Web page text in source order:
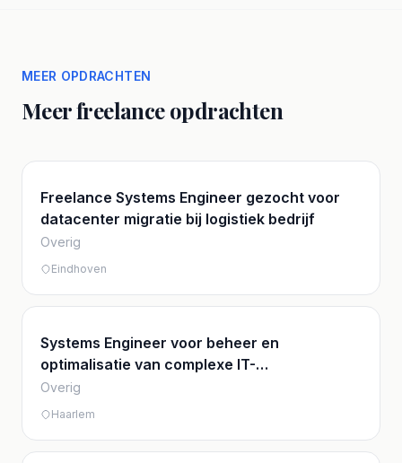
MEER OPDRACHTEN
Meer freelance opdrachten
Freelance Systems Engineer gezocht voor
datacenter migratie bij logistiek bedrijf
Overig
Eindhoven
Systems Engineer voor beheer en
optimalisatie van complexe IT-
infrastructuren
Overig
Haarlem